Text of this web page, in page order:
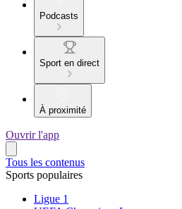
Podcasts
Sport en direct
À proximité
Ouvrir l'app
Tous les contenus
Sports populaires
Ligue 1